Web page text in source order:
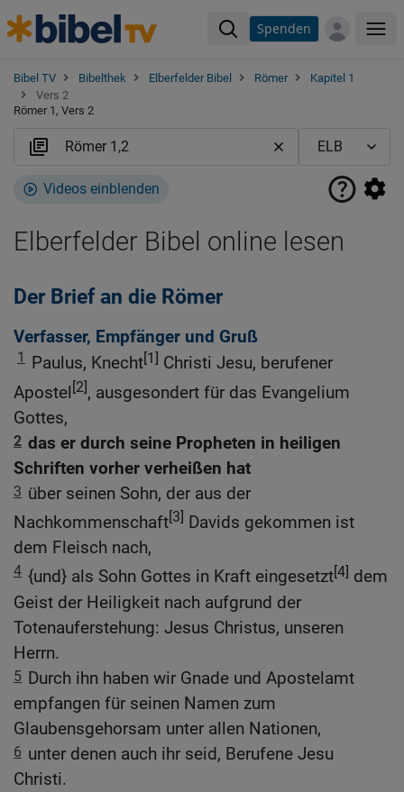
Spenden
Bibel TV Bibelthek Elberfelder Bibel Römer
Kapitel 1
Vers 2
Römer 1, Vers 2
Videos einblenden
Elberfelder Bibel online lesen
Der Brief an die Römer
Verfasser, Empfänger und Gruß
1 Paulus, Knecht[1] Christi Jesu, berufener
Apostel [2], ausgesondert für das Evangelium
Gottes,
2 das er durch seine Propheten in heiligen
Schriften vorher verheißen hat
3 über seinen Sohn, der aus der
Nachkommenschaft[3] Davids gekommen ist
dem Fleisch nach,
4 {und} als Sohn Gottes in Kraft eingesetzt[4] dem
Geist der Heiligkeit nach aufgrund der
Totenauferstehung: Jesus Christus, unseren
Herrn.
5 Durch ihn haben wir Gnade und Apostelamt
empfangen für seinen Namen zum
Glaubensgehorsam unter allen Nationen,
6 unter denen auch ihr seid, Berufene Jesu
Christi.